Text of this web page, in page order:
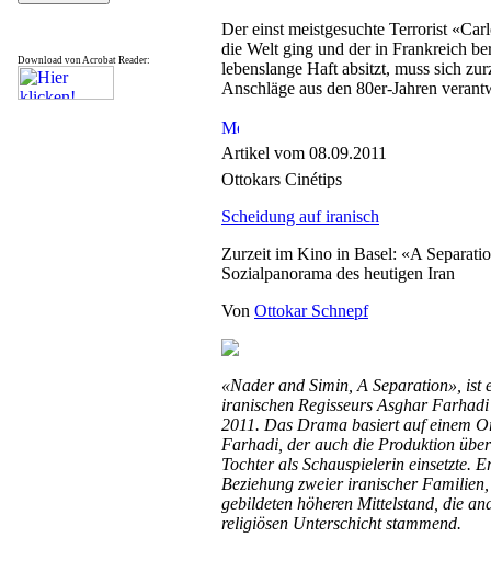
Download von Acrobat Reader:
Der einst meistgesuchte Terrorist
die Welt ging und der in Frankreich
lebenslange Haft absitzt, muss sich
Anschläge aus den 80er-Jahren
Artikel vom 08.09.2011
Ottokars Cinétips
Scheidung auf iranisch
Zurzeit im Kino in Basel: «A
Sozialpanorama des heutigen Iran
Von Ottokar Schnepf
«Nader and Simin, A Separation», ist
iranischen Regisseurs Asghar
2011. Das Drama basiert auf einem
Farhadi, der auch die Produktion
Tochter als Schauspielerin einsetzte.
Beziehung zweier iranischer Familien,
gebildeten höheren Mittelstand, die
religiösen Unterschicht stammend.